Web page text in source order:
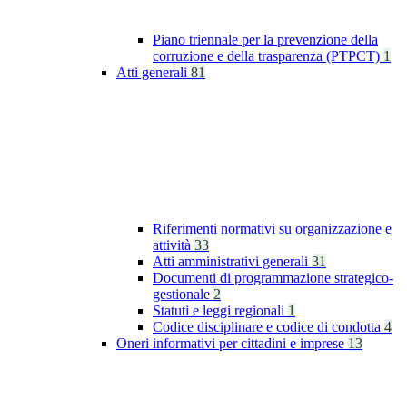
Piano triennale per la prevenzione della
corruzione e della trasparenza (PTPCT) 1
Atti generali 81
Riferimenti normativi su organizzazione e
attività 33
Atti amministrativi generali 31
Documenti di programmazione strategico-
gestionale 2
Statuti e leggi regionali 1
Codice disciplinare e codice di condotta 4
Oneri informativi per cittadini e imprese 13